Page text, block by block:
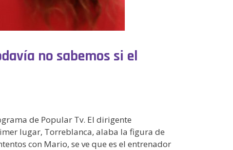
no sabemos si el
de Popular Tv. El dirigente
lugar, Torreblanca, alaba la figura de
con Mario, se ve que es el entrenador